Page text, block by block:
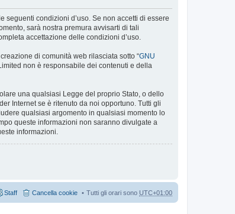
seguenti condizioni d’uso. Se non accetti di essere
sarà nostra premura avvisarti di tali
accettazione delle condizioni d’uso.
creazione di comunità web rilasciata sotto “GNU
non è responsabile dei contenuti e della
una qualsiasi Legge del proprio Stato, o dello
Internet se è ritenuto da noi opportuno. Tutti gli
qualsiasi argomento in qualsiasi momento lo
queste informazioni non saranno divulgate a
informazioni.
Tutti gli orari sono UTC+01:00
Cancella cookie
Staff